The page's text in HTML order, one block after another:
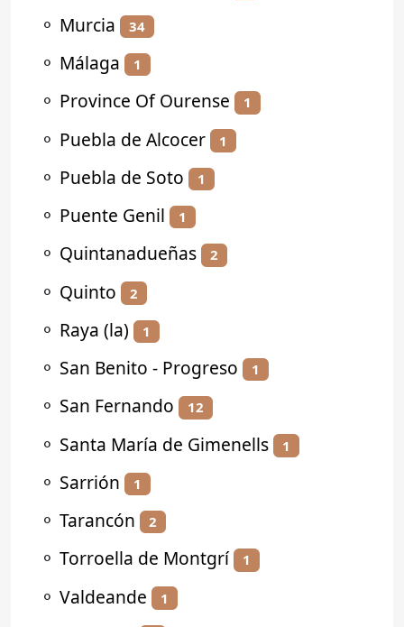
⚬ Murcia 34
⚬ Málaga 1
⚬ Province Of Ourense 1
⚬ Puebla de Alcocer 1
⚬ Puebla de Soto 1
⚬ Puente Genil 1
⚬ Quintanadueñas 2
⚬ Quinto 2
⚬ Raya (la) 1
⚬ San Benito - Progreso 1
⚬ San Fernando 12
⚬ Santa María de Gimenells 1
⚬ Sarrión 1
⚬ Tarancón 2
⚬ Torroella de Montgrí 1
⚬ Valdeande 1